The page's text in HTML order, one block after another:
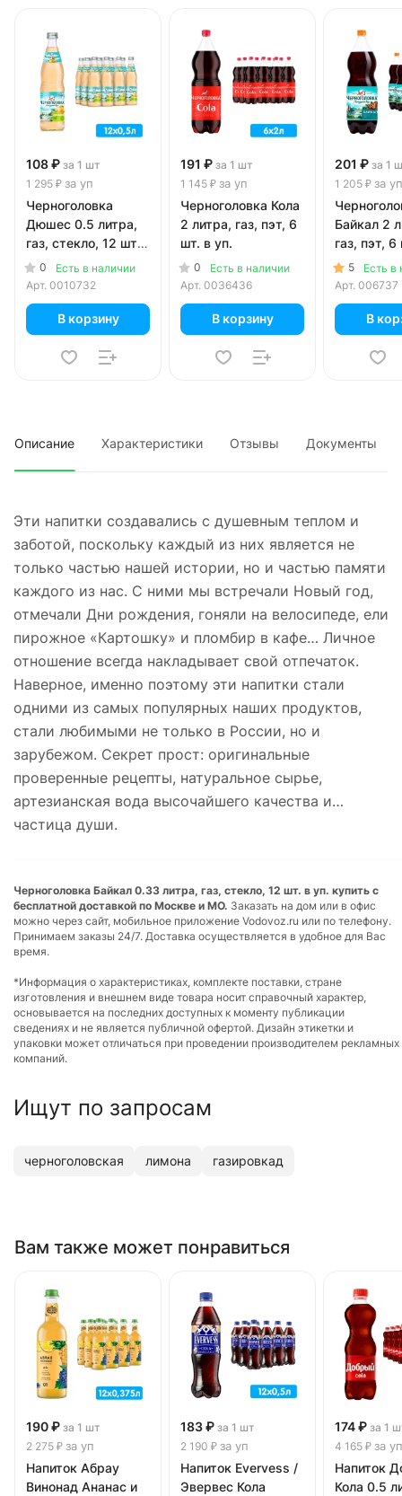
108 ₽ за 1 шт
1 295 ₽ за уп
Черноголовка
Дюшес 0.5 литра,
газ, стекло, 12 шт.
в уп.
0
Есть в наличии
Арт. 0010732
В корзину
191 ₽ за 1 шт
1 145 ₽ за уп
Черноголовка Кола
2 литра, газ, пэт, 6
шт. в уп.
0
Есть в наличии
Арт. 0036436
В корзину
201 ₽ за 1
1 205 ₽ за уп
Байкал 2
газ, пэт,
5
Есть в
Арт. 006737
В
Описание Характеристики Отзывы Документы
Эти напитки создавались с душевным теплом и
заботой, поскольку каждый из них является не
только частью нашей истории, но и частью памяти
каждого из нас. С ними мы встречали Новый год,
отмечали Дни рождения, гоняли на велосипеде, ели
пирожное «Картошку» и пломбир в кафе… Личное
отношение всегда накладывает свой отпечаток.
Наверное, именно поэтому эти напитки стали
одними из самых популярных наших продуктов,
стали любимыми не только в России, но и
зарубежом. Секрет прост: оригинальные
проверенные рецепты, натуральное сырье,
артезианская вода высочайшего качества и…
частица души.
Черноголовка Байкал 0.33 литра, газ, стекло, 12 шт. в уп. купить с
бесплатной доставкой по Москве и МО. Заказать на дом или в офис
можно через сайт, мобильное приложение Vodovoz.ru или по телефону.
Принимаем заказы 24/7. Доставка осуществляется в удобное для Вас
время.
*Информация о характеристиках, комплекте поставки, стране
изготовления и внешнем виде товара носит справочный характер,
основывается на последних доступных к моменту публикации
сведениях и не является публичной офертой. Дизайн этикетки и
упаковки может отличаться при проведении производителем рекламных
компаний.
Ищут по запросам
черноголовская лимона газировкад
Вам также может понравиться
190 ₽ за 1 шт
2 275 ₽ за уп
Напиток Абрау
Винонад Ананас и
183 ₽ за 1 шт
2 190 ₽ за уп
Напиток Evervess /
Эвервес Кола
174 ₽ за 1
4 165 ₽ за уп
Напиток
Кола 0.5